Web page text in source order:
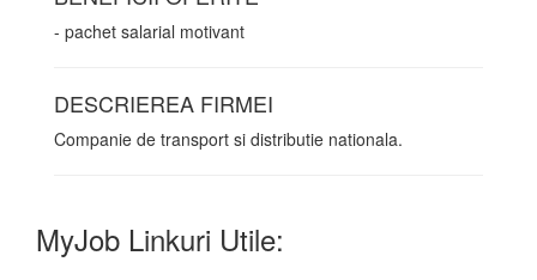
- pachet salarial motivant
DESCRIEREA FIRMEI
Companie de transport si distributie nationala.
MyJob Linkuri Utile: